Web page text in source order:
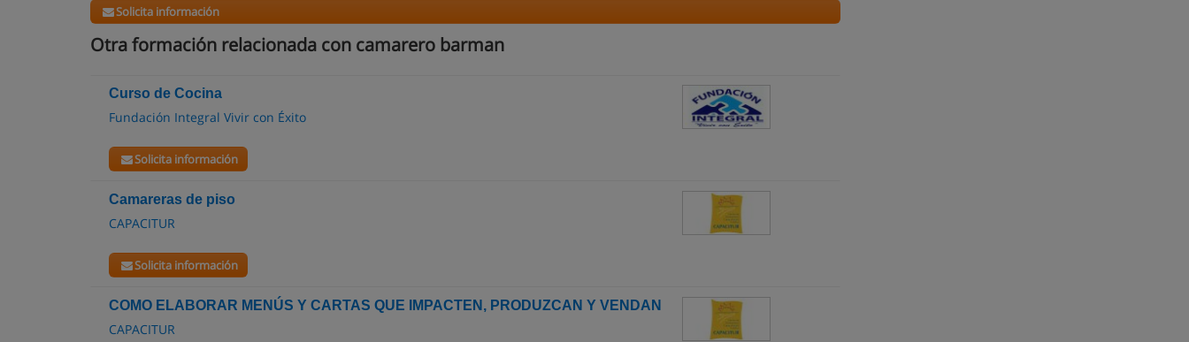
Solicita información
Otra formación relacionada con camarero barman
Curso de Cocina
Fundación Integral Vivir con Éxito
Solicita información
Camareras de piso
CAPACITUR
Solicita información
COMO ELABORAR MENÚS Y CARTAS QUE IMPACTEN, PRODUZCAN Y VENDAN
CAPACITUR